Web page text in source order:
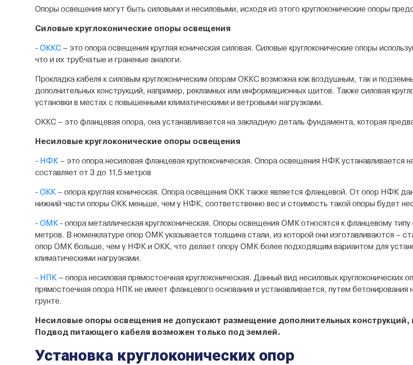
Опоры освещения могут быть силовыми и несиловыми, исходя из этого круглоконические опоры
Силовые круглоконические опоры освещения
- ОККС – это опора освещения круглая коническая силовая. Силовые круглоконические опоры
что и их трубчатые и граненые аналоги.
Прокладка кабеля к силовым круглоконическим опорам ОККС возможна как воздушным, так и
дополнительных конструкций, например, рекламных или информационных щитов. Также силовая
установки в местах с повышенными климатическими и ветровыми нагрузками.
ОККС – это фланцевая опора, она устанавливается на закладную деталь фундамента, которая
Несиловые круглоконические опоры освещения
- НФК – это опора несиловая фланцевая круглоконическая. Опора освещения НФК
составляет от 3 до 11,5 метров
- ОКК – опора круглая коническая. Опора освещения ОКК также является фланцевой. От опор НФК
нижний части опоры ОКК меньше, чем у НФК, соответственно вес и стоимость такой опоры будет
- ОМК - опора металлическая круглоконическая. Опоры освещения ОМК относятся к фланцевому
метров. В номенклатуре опор ОМК указывается толщина стали, из которой они изготавливаются –
опор ОМК больше, чем у НФК и ОКК, что делает опору ОМК более подходящим вариантом для
климатическими нагрузками.
- НПК – опора несиловая прямостоечная круглоконическая. Данный вид несиловых
прямостоечная опора НПК не имеет фланцевого основания и устанавливается, путем
грунте.
Несиловые опоры освещения не допускают размещение дополнительных
Подвод питающего кабеля возможен только под землей.
Установка круглоконических опор